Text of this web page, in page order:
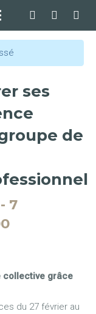
ses
de
- 7
collective grâce
du 27 février au